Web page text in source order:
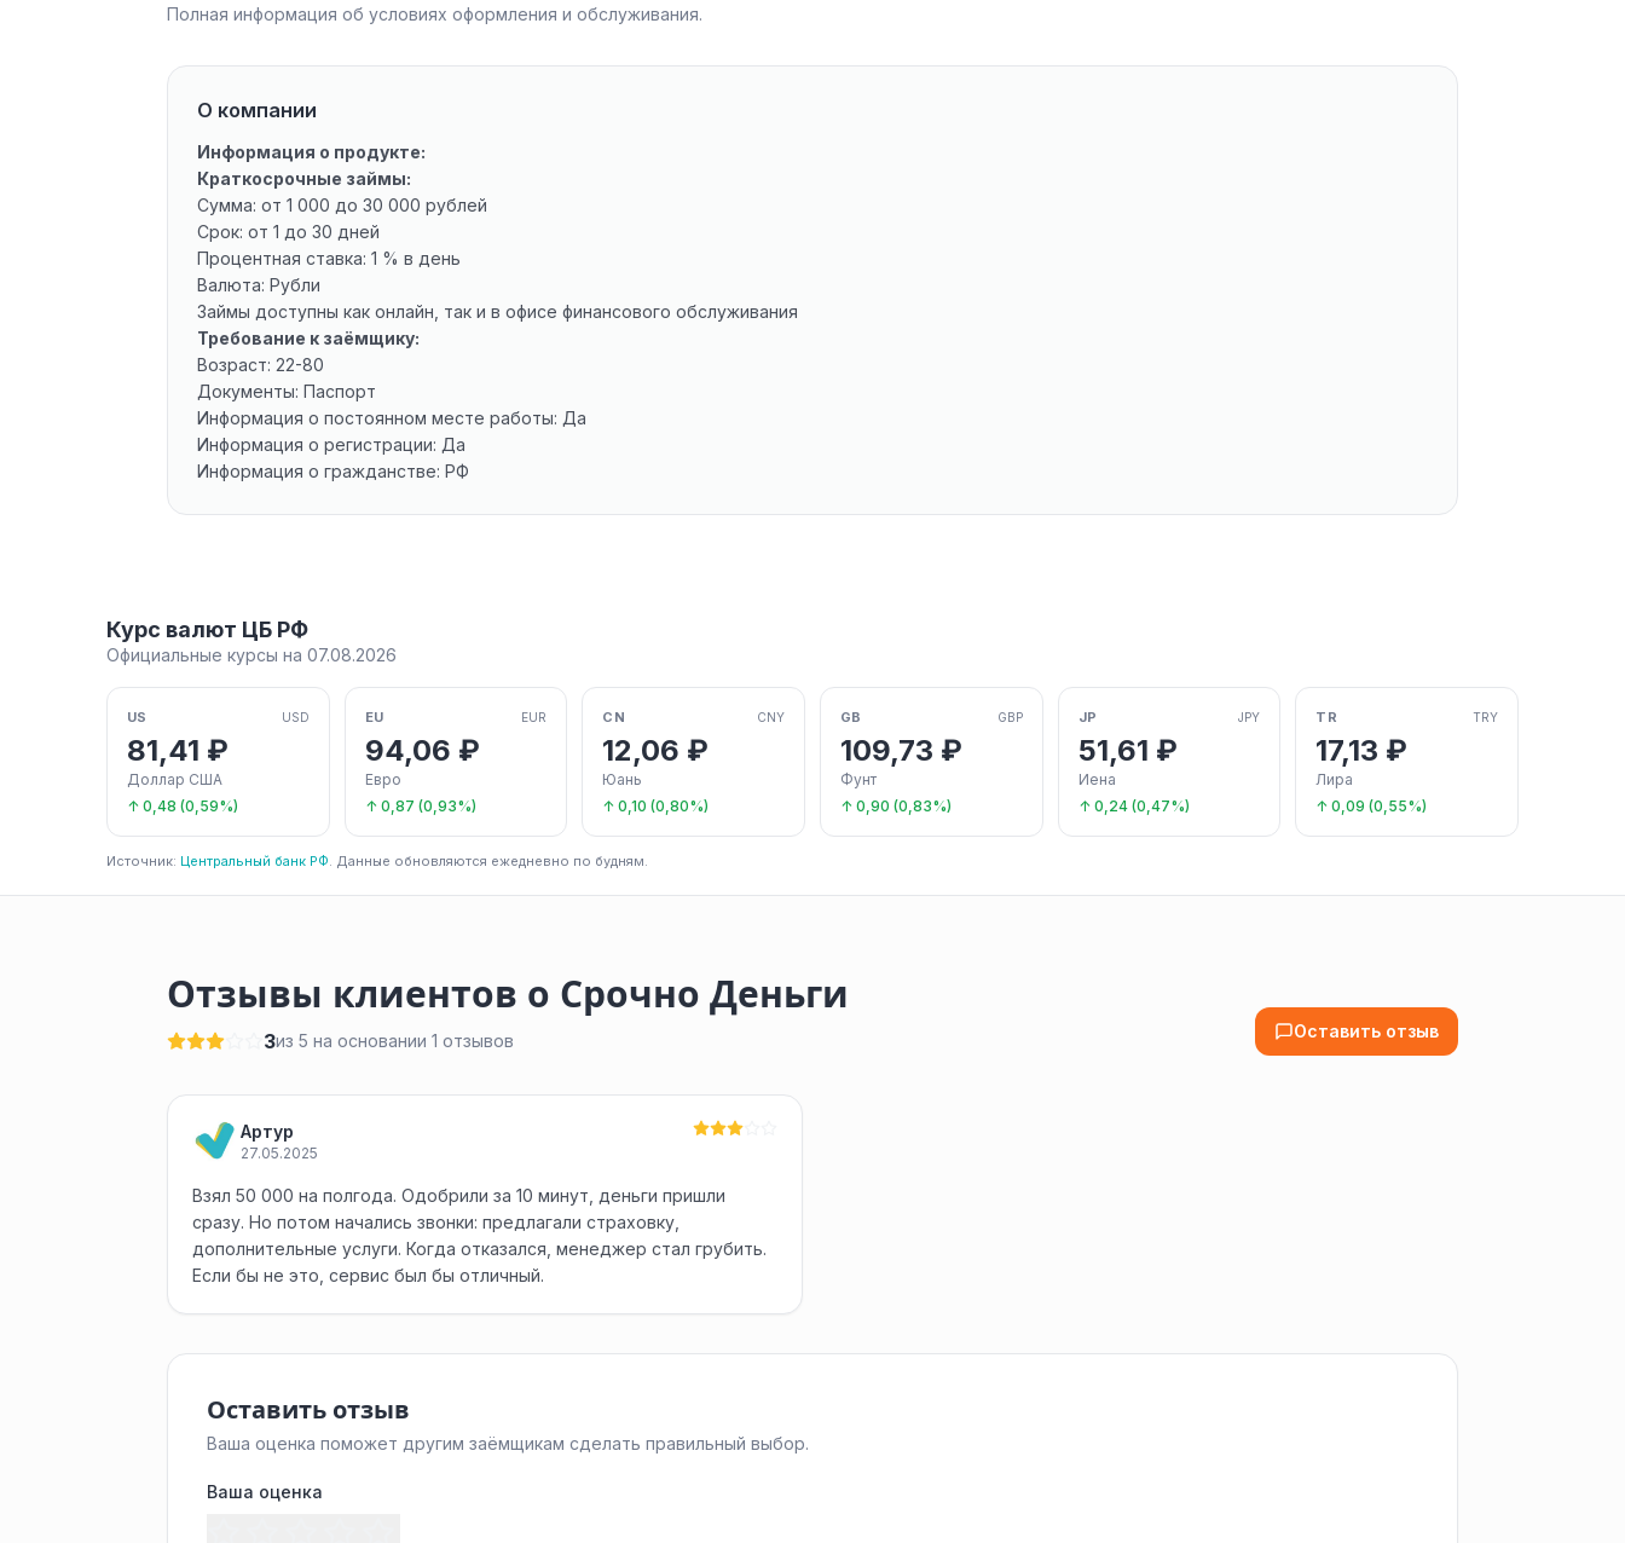
Полная информация об условиях оформления и обслуживания.
О компании
Информация о продукте:
Краткосрочные займы:
Сумма: от 1 000 до 30 000 рублей
Срок: от 1 до 30 дней
Процентная ставка: 1 % в день
Валюта: Рубли
Займы доступны как онлайн, так и в офисе финансового обслуживания
Требование к заёмщику:
Возраст: 22-80
Документы: Паспорт
Информация о постоянном месте работы: Да
Информация о регистрации: Да
Информация о гражданстве: РФ
Курс валют ЦБ РФ
Официальные курсы на 07.08.2026
US USD
81,41 ₽
Доллар США
↑ 0,48 (0,59%)
EU EUR
94,06 ₽
Евро
↑ 0,87 (0,93%)
CN CNY
12,06 ₽
Юань
↑ 0,10 (0,80%)
GB GBP
109,73 ₽
Фунт
↑ 0,90 (0,83%)
JP JPY
51,61 ₽
Иена
↑ 0,24 (0,47%)
TR TRY
17,13 ₽
Лира
↑ 0,09 (0,55%)
Источник: Центральный банк РФ. Данные обновляются ежедневно по будням.
Отзывы клиентов о Срочно Деньги
3из 5 на основании 1 отзывов Оставить отзыв
Артур
27.05.2025
Взял 50 000 на полгода. Одобрили за 10 минут, деньги пришли
сразу. Но потом начались звонки: предлагали страховку,
дополнительные услуги. Когда отказался, менеджер стал грубить.
Если бы не это, сервис был бы отличный.
Оставить отзыв
Ваша оценка поможет другим заёмщикам сделать правильный выбор.
Ваша оценка